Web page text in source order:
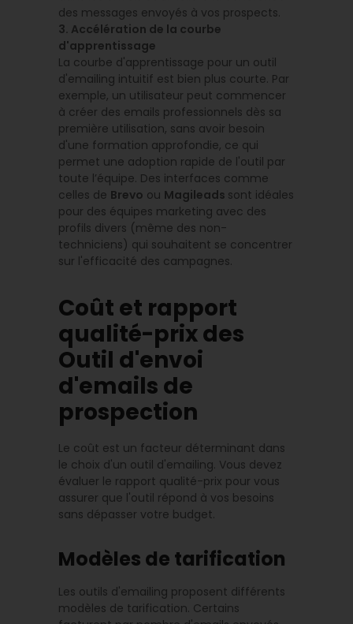
des messages envoyés à vos prospects.
3. Accélération de la courbe
d'apprentissage
La courbe d'apprentissage pour un outil
d'emailing intuitif est bien plus courte. Par
exemple, un utilisateur peut commencer
à créer des emails professionnels dès sa
première utilisation, sans avoir besoin
d'une formation approfondie, ce qui
permet une adoption rapide de l'outil par
toute l’équipe. Des interfaces comme
celles de Brevo ou Magileads sont idéales
pour des équipes marketing avec des
profils divers (même des non-
techniciens) qui souhaitent se concentrer
sur l'efficacité des campagnes.
Coût et rapport
qualité-prix des
Outil d'envoi
d'emails de
prospection
Le coût est un facteur déterminant dans
le choix d'un outil d'emailing. Vous devez
évaluer le rapport qualité-prix pour vous
assurer que l'outil répond à vos besoins
sans dépasser votre budget.
Modèles de tarification
Les outils d'emailing proposent différents
modèles de tarification. Certains